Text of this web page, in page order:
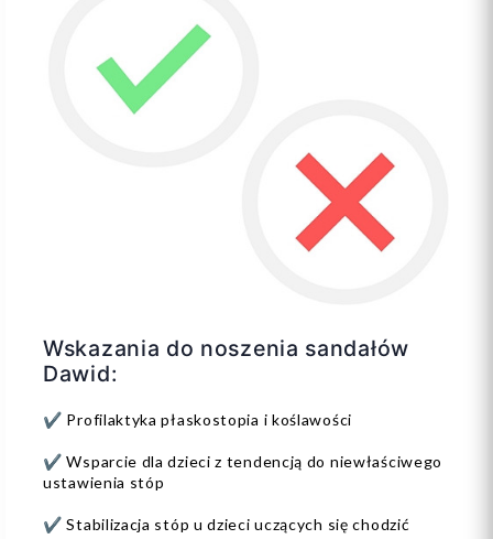
Wskazania do noszenia sandałów
Dawid:
✔️ Profilaktyka płaskostopia i koślawości
✔️ Wsparcie dla dzieci z tendencją do niewłaściwego
ustawienia stóp
✔️ Stabilizacja stóp u dzieci uczących się chodzić